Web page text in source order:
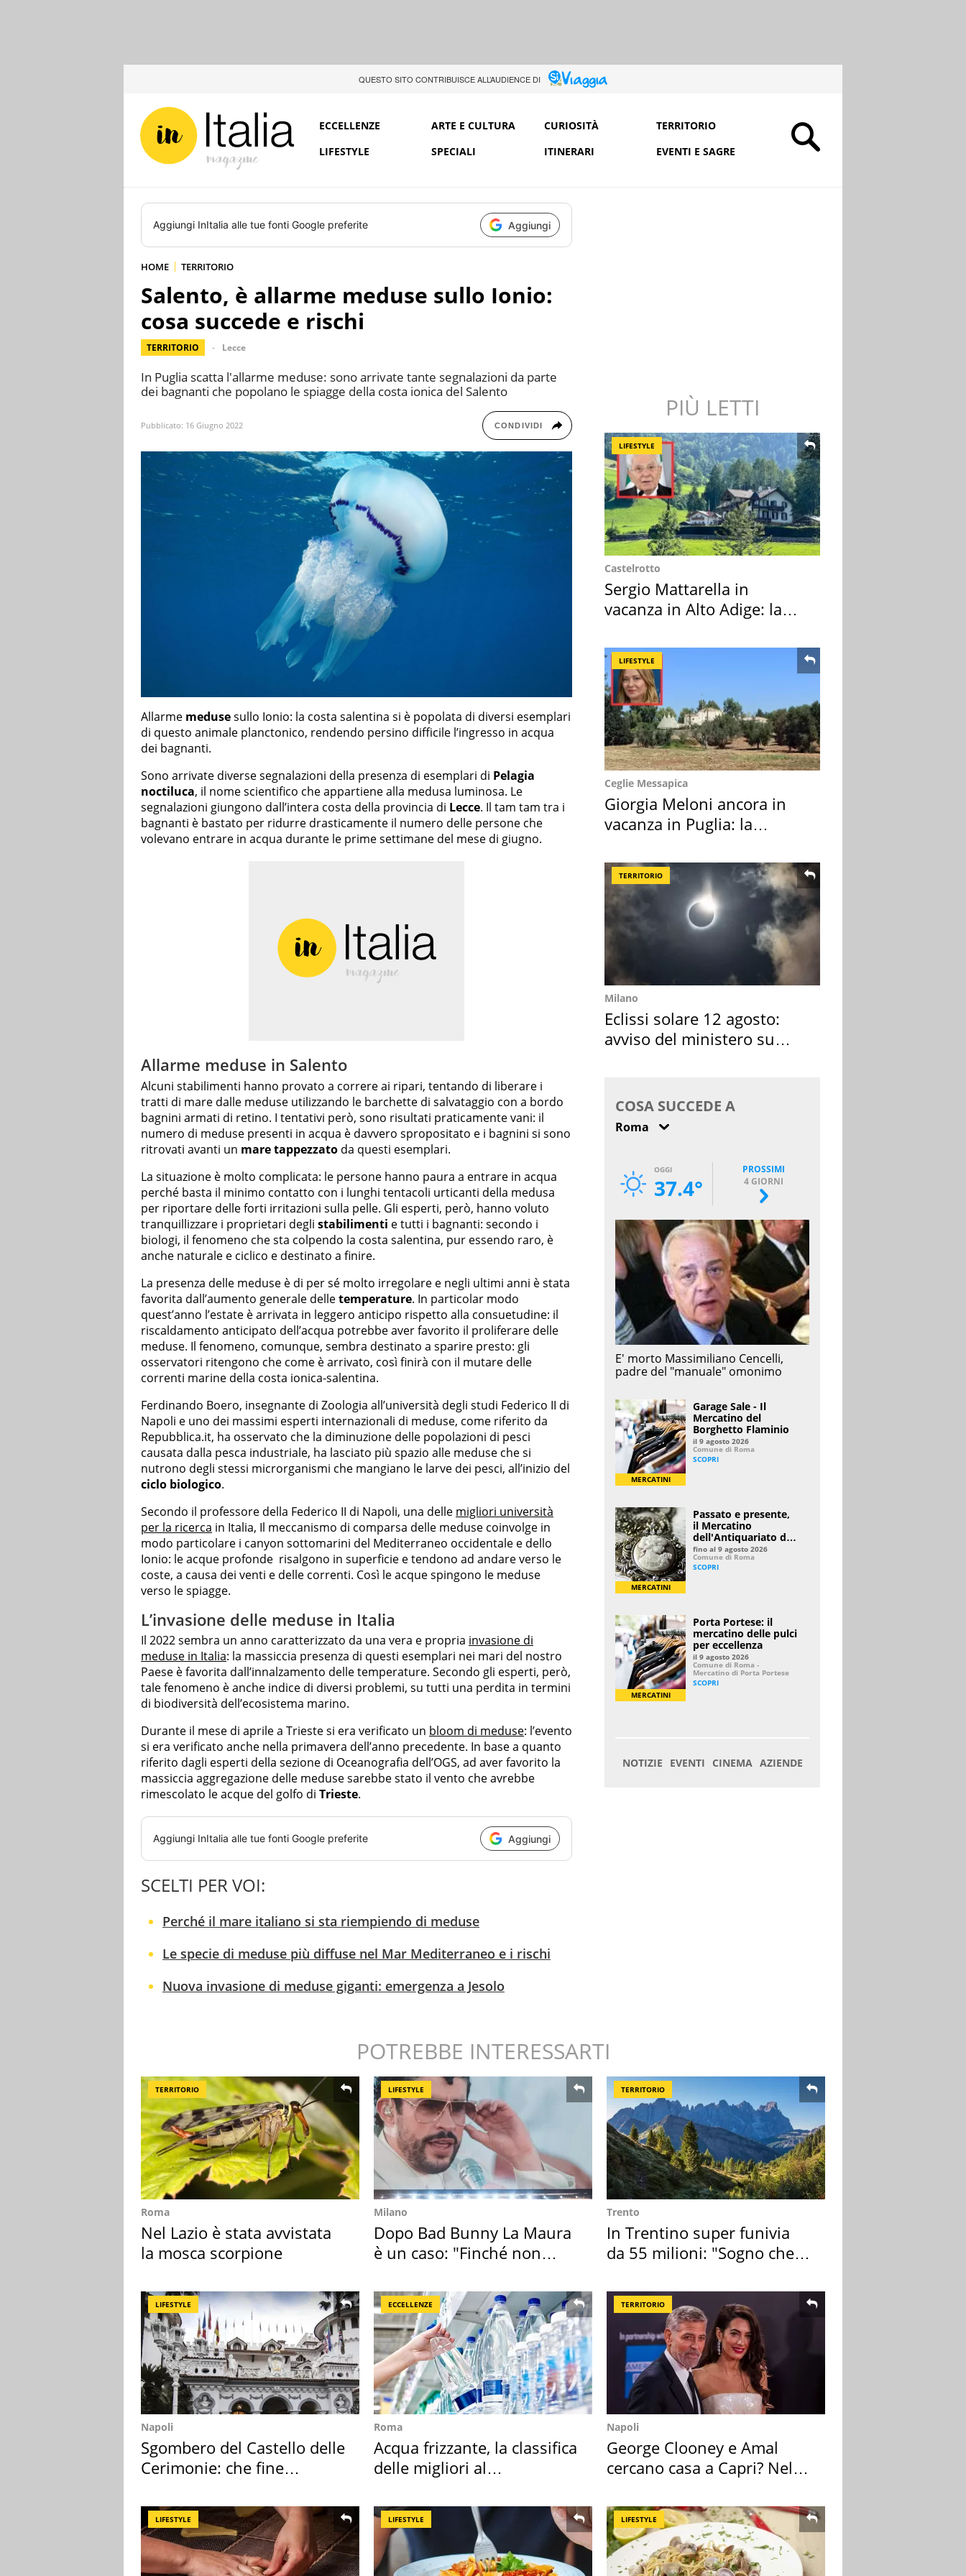
QUESTO SITO CONTRIBUISCE ALL’AUDIENCE DI
ECCELLENZE ARTE E CULTURA CURIOSITÀ
TERRITORIO
LIFESTYLE
SPECIALI ITINERARI EVENTI E SAGRE
Aggiungi InItalia alle tue fonti Google preferite Aggiungi
HOME TERRITORIO
Salento, è allarme meduse sullo Ionio:
cosa succede e rischi
TERRITORIO Lecce
In Puglia scatta l'allarme meduse: sono arrivate tante segnalazioni da parte
dei bagnanti che popolano le spiagge della costa ionica del Salento
Pubblicato: 16 Giugno 2022 CONDIVIDI
Allarme medusesullo Ionio: la costa salentina si è popolata di diversi esemplari
di questo animale planctonico, rendendo persino difficile l’ingresso in acqua
dei bagnanti.
Sono arrivate diverse segnalazioni della presenza di esemplari di Pelagia
noctiluca, il nome scientifico che appartiene alla medusa luminosa. Le
segnalazioni giungono dall’intera costa della provincia di Lecce. Il tam tam tra i
bagnanti è bastato per ridurre drasticamente il numero delle persone che
volevano entrare in acqua durante le prime settimane del mese di giugno.
Allarme meduse in Salento
Alcuni stabilimenti hanno provato a correre ai ripari, tentando di liberare i
tratti di mare dalle meduse utilizzando le barchette di salvataggio con a bordo
bagnini armati di retino. I tentativi però, sono risultati praticamente vani: il
numero di meduse presenti in acqua è davvero spropositato e i bagnini si sono
ritrovati avanti un mare tappezzato da questi esemplari.
La situazione è molto complicata: le persone hanno paura a entrare in acqua
perché basta il minimo contatto con i lunghi tentacoli urticanti della medusa
per riportare delle forti irritazioni sulla pelle. Gli esperti, però, hanno voluto
tranquillizzare i proprietari degli stabilimenti e tutti i bagnanti: secondo i
biologi, il fenomeno che sta colpendo la costa salentina, pur essendo raro, è
anche naturale e ciclico e destinato a finire.
La presenza delle meduse è di per sé molto irregolare e negli ultimi anni è stata
favorita dall’aumento generale delletemperature. In particolar modo
quest’anno l’estate è arrivata in leggero anticipo rispetto alla consuetudine: il
riscaldamento anticipato dell’acqua potrebbe aver favorito il proliferare delle
meduse. Il fenomeno, comunque, sembra destinato a sparire presto: gli
osservatori ritengono che come è arrivato, così finirà con il mutare delle
correnti marine della costa ionica-salentina.
Ferdinando Boero, insegnante di Zoologia all’università degli studi Federico II di
Napoli e uno dei massimi esperti internazionali di meduse, come riferito da
Repubblica.it, ha osservato che la diminuzione delle popolazioni di pesci
causata dalla pesca industriale, ha lasciato più spazio alle meduse che si
nutrono degli stessi microrganismi che mangiano le larve dei pesci, all’inizio del
ciclo biologico.
Secondo il professore della Federico II di Napoli, una delle migliori università
per la ricerca in Italia, Il meccanismo di comparsa delle meduse coinvolge in
modo particolare i canyon sottomarini del Mediterraneo occidentale e dello
Ionio: le acque profonde risalgono in superficie e tendono ad andare verso le
coste, a causa dei venti e delle correnti. Così le acque spingono le meduse
verso le spiagge.
L’invasione delle meduse in Italia
Il 2022 sembra un anno caratterizzato da una vera e propria invasione di
meduse in Italia: la massiccia presenza di questi esemplari nei mari del nostro
Paese è favorita dall’innalzamento delle temperature. Secondo gli esperti, però,
tale fenomeno è anche indice di diversi problemi, su tutti una perdita in termini
di biodiversità dell’ecosistema marino.
Durante il mese di aprile a Trieste si era verificato un bloom di meduse: l’evento
si era verificato anche nella primavera dell’anno precedente. In base a quanto
riferito dagli esperti della sezione di Oceanografia dell’OGS, ad aver favorito la
massiccia aggregazione delle meduse sarebbe stato il vento che avrebbe
rimescolato le acque del golfo di Trieste.
Aggiungi InItalia alle tue fonti Google preferite Aggiungi
SCELTI PER VOI:
Perché il mare italiano si sta riempiendo di meduse
Le specie di meduse più diffuse nel Mar Mediterraneo e i rischi
Nuova invasione di meduse giganti: emergenza a Jesolo
PIÙ LETTI
LIFESTYLE
Castelrotto
Sergio Mattarella in
vacanza in Alto Adige: la
LIFESTYLE
Ceglie Messapica
Giorgia Meloni ancora in
vacanza in Puglia: la
TERRITORIO
Milano
Eclissi solare 12 agosto:
avviso del ministero su
POTREBBE INTERESSARTI
TERRITORIO
Roma
Nel Lazio è stata avvistata
la mosca scorpione
LIFESTYLE
Milano
Dopo Bad Bunny La Maura
è un caso: "Finché non
TERRITORIO
Trento
In Trentino super funivia
da 55 milioni: "Sogno che si
LIFESTYLE
Napoli
Sgombero del Castello delle
Cerimonie: che fine
ECCELLENZE
Roma
Acqua frizzante, la classifica
delle migliori al
TERRITORIO
Napoli
George Clooney e Amal
cercano casa a Capri? Nel
LIFESTYLE LIFESTYLE LIFESTYLE